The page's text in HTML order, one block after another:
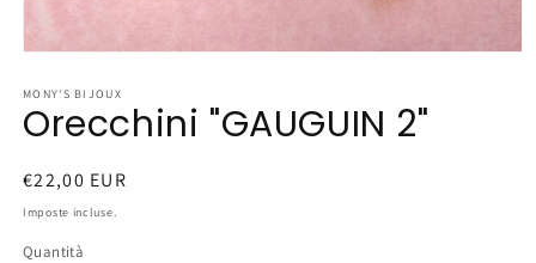
multimediali
1
in
MONY'S BIJOUX
Orecchini "GAUGUIN 2"
Prezzo
di
€22,00 EUR
Imposte incluse.
Quantità